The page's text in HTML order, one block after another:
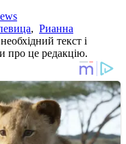
, Рианна
текст і
про це редакцію.